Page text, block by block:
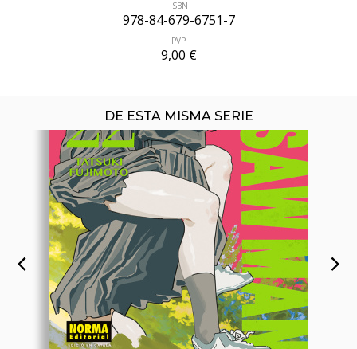
ISBN
978-84-679-6751-7
PVP
9,00 €
DE ESTA MISMA SERIE